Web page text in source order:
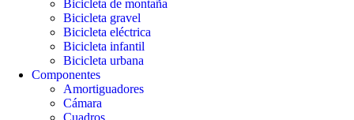
Bicicleta de montaña
Bicicleta gravel
Bicicleta eléctrica
Bicicleta infantil
Bicicleta urbana
Componentes
Amortiguadores
Cámara